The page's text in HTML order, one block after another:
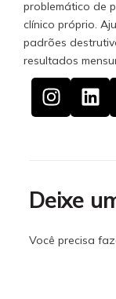
problemático de
clínico próprio.
padrões
resultados
Deixe
Você precisa